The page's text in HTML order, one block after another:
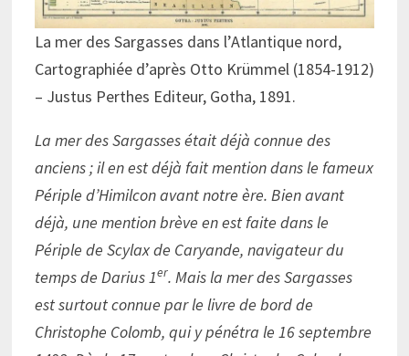
La mer des Sargasses dans l’Atlantique nord,
Cartographiée d’après Otto Krümmel (1854-1912)
– Justus Perthes Editeur, Gotha, 1891.
La mer des Sargasses était déjà connue des
anciens ; il en est déjà fait mention dans le fameux
Périple d’Himilcon avant notre ère. Bien avant
déjà, une mention brève en est faite dans le
Périple de Scylax de Caryande, navigateur du
temps de Darius 1er. Mais la mer des Sargasses
est surtout connue par le livre de bord de
Christophe Colomb, qui y pénétra le 16 septembre